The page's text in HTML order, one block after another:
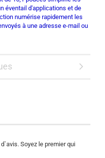
éventail d'applications et de
numérise rapidement les
à une adresse e-mail ou
Soyez le premier qui